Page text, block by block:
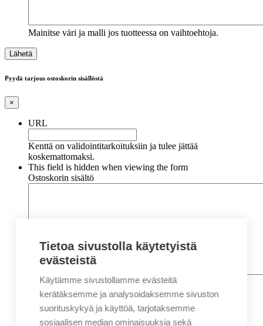
Mainitse väri ja malli jos tuotteessa on vaihtoehtoja.
Pyydä tarjous ostoskorin sisällöstä
×
URL
Kenttä on validointitarkoituksiin ja tulee jättää
koskemattomaksi.
This field is hidden when viewing the form
Ostoskorin sisältö
Nimi*
Etunimi
Sukunimi
Tietoa sivustolla käytetyistä
evästeistä
Käytämme sivustollamme evästeitä
kerätäksemme ja analysoidaksemme sivuston
suorituskykyä ja käyttöä, tarjotaksemme
sosiaalisen median ominaisuuksia sekä